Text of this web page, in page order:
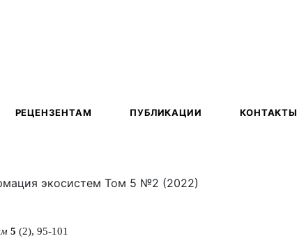
РЕЦЕНЗЕНТАМ ПУБЛИКАЦИИ КОНТАКТЫ
экосистем Том 5 №2 (2022)
5 (2), 95-101